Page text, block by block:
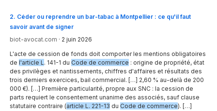
2. Céder ou reprendre un bar-tabac à Montpellier : ce qu'il faut
savoir avant de signer
biot-avocat.com · 2 juin 2026
L'acte de cession de fonds doit comporter les mentions obligatoires
de l'article L . 141-1 du Code de commerce : origine de propriété, état
des privilèges et nantissements, chiffres d'affaires et résultats des
trois derniers exercices, bail commercial. […] 2,60 % au-delà de 200
000 €). […] Première particularité, propre aux SNC : la cession de
parts requiert le consentement unanime des associés, sauf clause
statutaire contraire (article L. 221-13 du Code de commerce). […]